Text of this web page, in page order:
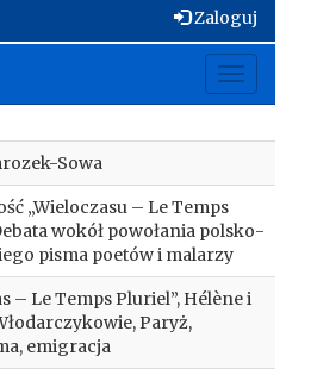
Zaloguj
Toggle
Sowa
„Wieloczasu – Le Temps
wokół powołania polsko-
pisma poetów i malarzy
– Le Temps Pluriel”, Hélène i
Paryż,
emigracja